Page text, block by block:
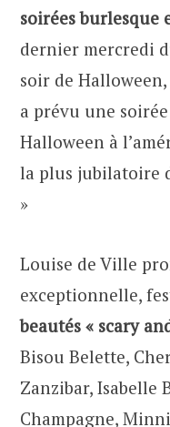
soirées burlesque
dernier mercredi
soir de
a prévu une
Halloween à
la plus jubilatoire
»
Louise de Ville
exceptionnelle,
beautés « scary
Bisou Belette,
Zanzibar, Isabelle
Champagne,